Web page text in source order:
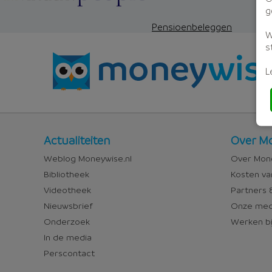
Pensioenbeleggen
Nieuws
en
media
Actualiteiten
Weblog Moneywise.nl
Bibliotheek
Videotheek
Nieuwsbrief
Onderzoek
In de media
Perscontact
Over
Over
Over
Kosten
Partners
Onze
Werken